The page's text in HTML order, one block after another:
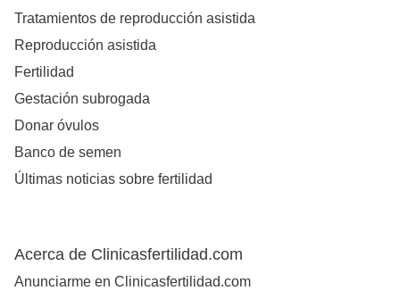
Tratamientos de reproducción asistida
Reproducción asistida
Fertilidad
Gestación subrogada
Donar óvulos
Banco de semen
Últimas noticias sobre fertilidad
Acerca de Clinicasfertilidad.com
Anunciarme en Clinicasfertilidad.com